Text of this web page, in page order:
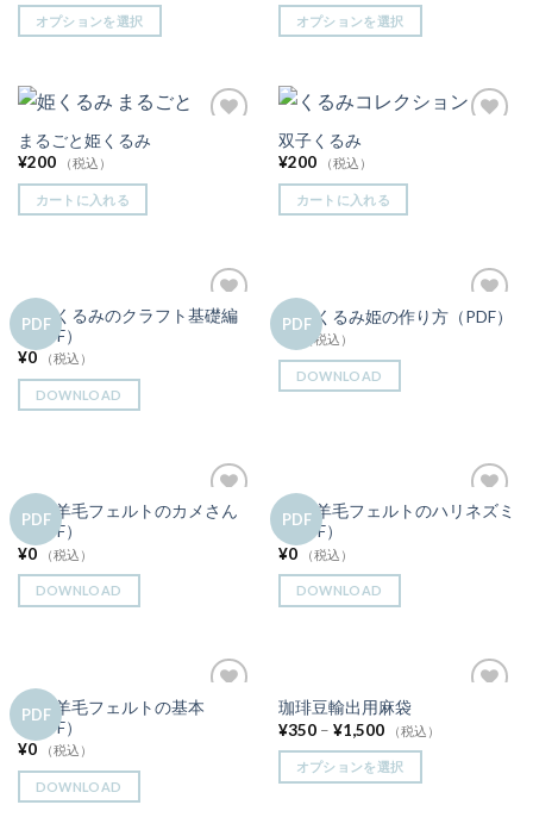
オプションを選択 オプションを選択
まるごと姫くるみ
¥200 （税込）
カートに入れる
双子くるみ
¥200 （税込）
カートに入れる
PDF
お気
手引 くるみのクラフト基礎編
（PDF）
¥0 （税込）
DOWNLOAD
PDF
お気
手引 くるみ姫の作り方（PDF）
¥
（税込）
DOWNLOAD
PDF
お気
手引 羊毛フェルトのカメさん
（PDF）
¥0 （税込）
DOWNLOAD
PDF
お気
手引 羊毛フェルトのハリネズミ
（PDF）
¥0 （税込）
DOWNLOAD
PDF
手引 羊毛フェルトの基本
（PDF）
¥0 （税込）
DOWNLOAD
珈琲豆輸出用麻袋
¥350– ¥1,500 （税込）
オプションを選択